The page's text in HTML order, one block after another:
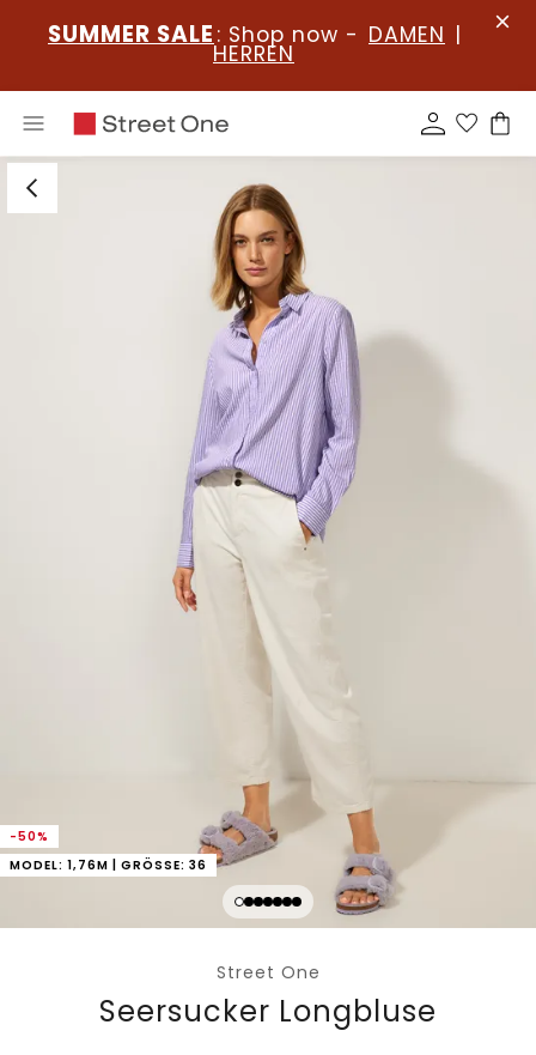
SUMMER SALE : Shop now - DAMEN |
HERREN
-50%
MODEL: 1,76M | GRÖSSE: 36
Street One
Seersucker Longbluse